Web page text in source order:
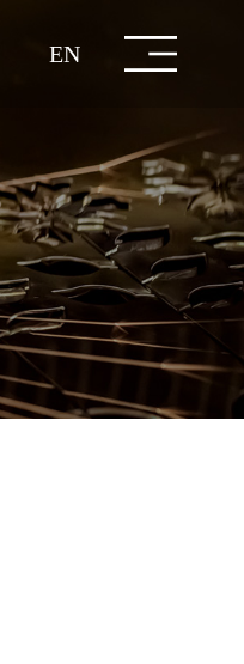
EN